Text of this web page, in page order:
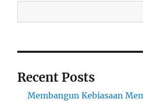
Recent Posts
Membangun Kebiasaan